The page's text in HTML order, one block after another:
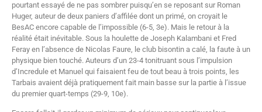
pourtant essayé de ne pas sombrer puisqu’en se reposant sur Roman
Huger, auteur de deux paniers d’affilée dont un primé, on croyait le
BesAC encore capable de l’impossible (6-5, 3e). Mais le retour à la
réalité était inévitable. Sous la houlette de Joseph Kalambani et Fred
Feray en l’absence de Nicolas Faure, le club bisontin a calé, la faute à un
physique bien touché. Auteurs d’un 23-4 tonitruant sous l’impulsion
d’Incredule et Manuel qui faisaient feu de tout beau à trois points, les
Tarbais avaient déjà pratiquement fait main basse sur la partie à l’issue
du premier quart-temps (29-9, 10e).